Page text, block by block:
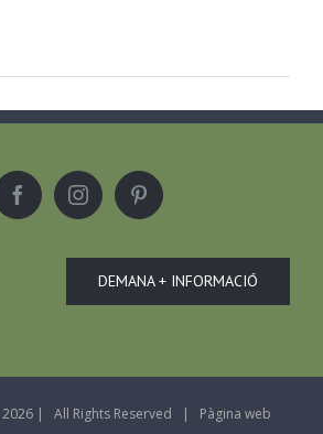
DEMANA + INFORMACIÓ
2026 | All Rights Reserved | Pàgina web